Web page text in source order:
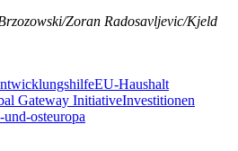
Zoran Radosavljevic/Kjeld
EU-Haushalt
Gateway InitiativeInvestitionen
osteuropa